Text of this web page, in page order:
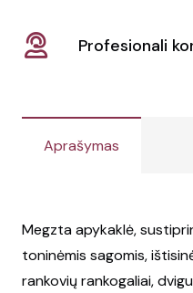
Profesionali
Aprašymas
Megzta apykaklė,
toninėmis sagomis,
rankovių rankogaliai,